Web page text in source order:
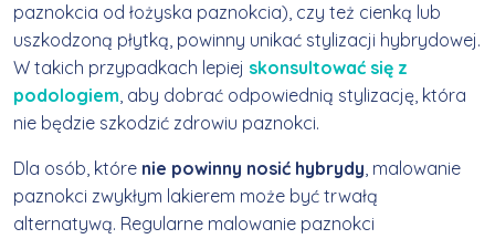
paznokcia od łożyska paznokcia), czy też cienką lub
uszkodzoną płytką, powinny unikać stylizacji hybrydowej.
W takich przypadkach lepiej skonsultować się z
podologiem, aby dobrać odpowiednią stylizację, która
nie będzie szkodzić zdrowiu paznokci.
Dla osób, które nie powinny nosić hybrydy, malowanie
paznokci zwykłym lakierem może być trwałą
alternatywą. Regularne malowanie paznokci